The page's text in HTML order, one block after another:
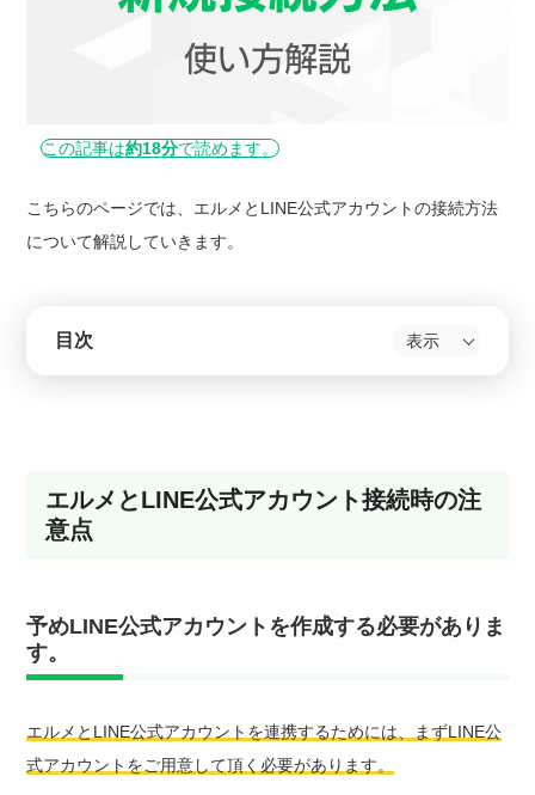
この記事は約18分で読めます。
こちらのページでは、エルメとLINE公式アカウントの接続方法
について解説していきます。
目次
エルメとLINE公式アカウント接続時の注
意点
予めLINE公式アカウントを作成する必要がありま
す。
エルメとLINE公式アカウントを連携するためには、まずLINE公
式アカウントをご用意して頂く必要があります。